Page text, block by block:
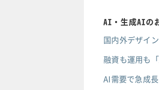
AI・生成AIの
国内外デザイ
融資も運用も
AI需要で急成